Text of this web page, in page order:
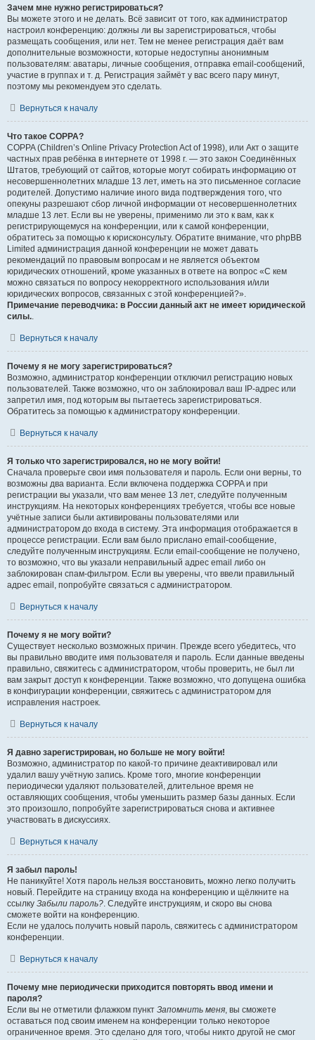
Зачем мне нужно регистрироваться?
Вы можете этого и не делать. Всё зависит от того, как администратор
настроил конференцию: должны ли вы зарегистрироваться, чтобы
размещать сообщения, или нет. Тем не менее регистрация даёт вам
дополнительные возможности, которые недоступны анонимным
пользователям: аватары, личные сообщения, отправка email-сообщений,
участие в группах и т. д. Регистрация займёт у вас всего пару минут,
поэтому мы рекомендуем это сделать.
Вернуться к началу
Что такое COPPA?
COPPA (Children’s Online Privacy Protection Act of 1998), или Акт о защите
частных прав ребёнка в интернете от 1998 г. — это закон Соединённых
Штатов, требующий от сайтов, которые могут собирать информацию от
несовершеннолетних младше 13 лет, иметь на это письменное согласие
родителей. Допустимо наличие иного вида подтверждения того, что
опекуны разрешают сбор личной информации от несовершеннолетних
младше 13 лет. Если вы не уверены, применимо ли это к вам, как к
регистрирующемуся на конференции, или к самой конференции,
обратитесь за помощью к юрисконсульту. Обратите внимание, что phpBB
Limited администрация данной конференции не может давать
рекомендаций по правовым вопросам и не является объектом
юридических отношений, кроме указанных в ответе на вопрос «С кем
можно связаться по вопросу некорректного использования и/или
юридических вопросов, связанных с этой конференцией?».
Примечание переводчика: в России данный акт не имеет юридической
силы..
Вернуться к началу
Почему я не могу зарегистрироваться?
Возможно, администратор конференции отключил регистрацию новых
пользователей. Также возможно, что он заблокировал ваш IP-адрес или
запретил имя, под которым вы пытаетесь зарегистрироваться.
Обратитесь за помощью к администратору конференции.
Вернуться к началу
Я только что зарегистрировался, но не могу войти!
Сначала проверьте свои имя пользователя и пароль. Если они верны, то
возможны два варианта. Если включена поддержка COPPA и при
регистрации вы указали, что вам менее 13 лет, следуйте полученным
инструкциям. На некоторых конференциях требуется, чтобы все новые
учётные записи были активированы пользователями или
администратором до входа в систему. Эта информация отображается в
процессе регистрации. Если вам было прислано email-сообщение,
следуйте полученным инструкциям. Если email-сообщение не получено,
то возможно, что вы указали неправильный адрес email либо он
заблокирован спам-фильтром. Если вы уверены, что ввели правильный
адрес email, попробуйте связаться с администратором.
Вернуться к началу
Почему я не могу войти?
Существует несколько возможных причин. Прежде всего убедитесь, что
вы правильно вводите имя пользователя и пароль. Если данные введены
правильно, свяжитесь с администратором, чтобы проверить, не был ли
вам закрыт доступ к конференции. Также возможно, что допущена ошибка
в конфигурации конференции, свяжитесь с администратором для
исправления настроек.
Вернуться к началу
Я давно зарегистрирован, но больше не могу войти!
Возможно, администратор по какой-то причине деактивировал или
удалил вашу учётную запись. Кроме того, многие конференции
периодически удаляют пользователей, длительное время не
оставляющих сообщения, чтобы уменьшить размер базы данных. Если
это произошло, попробуйте зарегистрироваться снова и активнее
участвовать в дискуссиях.
Вернуться к началу
Я забыл пароль!
Не паникуйте! Хотя пароль нельзя восстановить, можно легко получить
новый. Перейдите на страницу входа на конференцию и щёлкните на
ссылку Забыли пароль?. Следуйте инструкциям, и скоро вы снова
сможете войти на конференцию.
Если не удалось получить новый пароль, свяжитесь с администратором
конференции.
Вернуться к началу
Почему мне периодически приходится повторять ввод имени и
пароля?
Если вы не отметили флажком пункт Запомнить меня, вы сможете
оставаться под своим именем на конференции только некоторое
ограниченное время. Это сделано для того, чтобы никто другой не смог